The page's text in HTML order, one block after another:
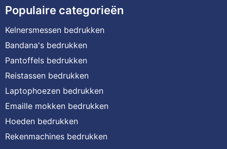
Populaire categorieën
Kelnersmessen bedrukken
Bandana's bedrukken
Pantoffels bedrukken
Reistassen bedrukken
Laptophoezen bedrukken
Emaille mokken bedrukken
Hoeden bedrukken
Rekenmachines bedrukken